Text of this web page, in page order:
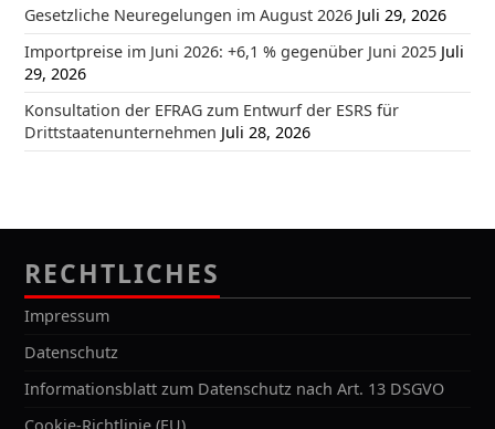
Gesetzliche Neuregelungen im August 2026 Juli 29, 2026
Importpreise im Juni 2026: +6,1 % gegenüber Juni 2025 Juli
29, 2026
Konsultation der EFRAG zum Entwurf der ESRS für
Drittstaatenunternehmen Juli 28, 2026
RECHTLICHES
Impressum
Datenschutz
Informationsblatt zum Datenschutz nach Art. 13 DSGVO